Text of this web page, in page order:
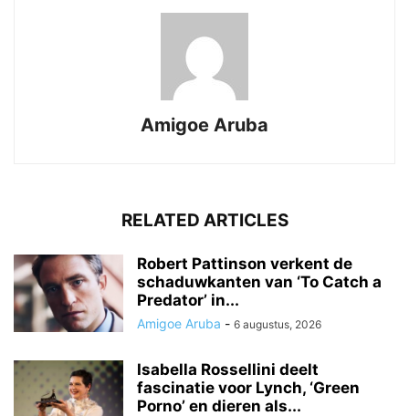
Amigoe Aruba
RELATED ARTICLES
Robert Pattinson verkent de
schaduwkanten van ‘To Catch a
Predator’ in...
Amigoe Aruba - 6 augustus, 2026
Isabella Rossellini deelt
fascinatie voor Lynch, ‘Green
Porno’ en dieren als...